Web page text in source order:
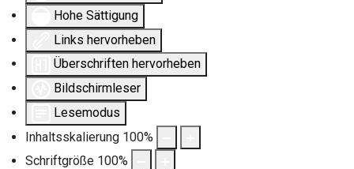
Hohe Sättigung
Links hervorheben
Überschriften hervorheben
Bildschirmleser
Lesemodus
Inhaltsskalierung 100%
Schriftgröße 100%